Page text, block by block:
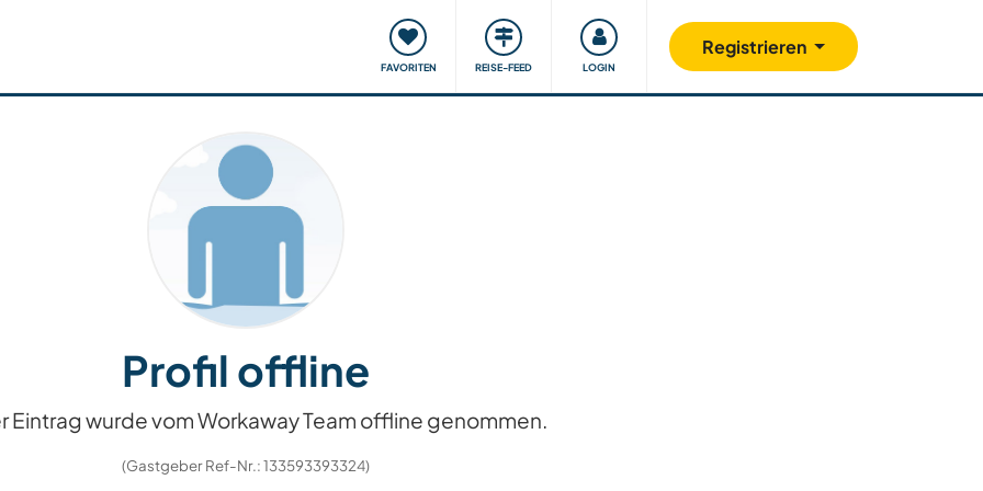
FAVORITEN REISE-FEED LOGIN
Registrieren
Reisen & Lernen Unsere Community Gutes tun
Profil offline
Eintrag wurde vom Workaway Team offline genommen.
(Gastgeber Ref-Nr.: 133593393324)